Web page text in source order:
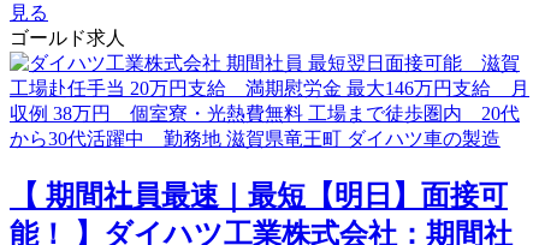
見る
ゴールド求人
【 期間社員最速｜最短【明日】面接可
能！ 】ダイハツ工業株式会社：期間社